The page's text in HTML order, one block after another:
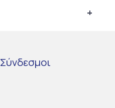
+
Σύνδεσμοι